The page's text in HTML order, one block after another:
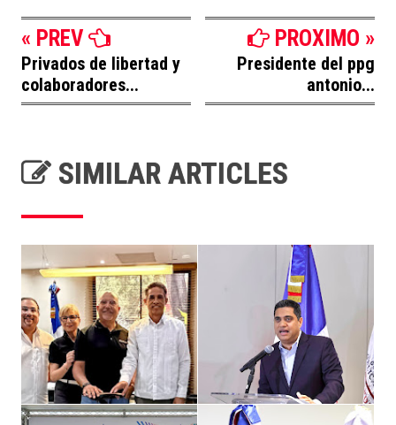
« PREV
Privados de libertad y
colaboradores...
PROXIMO »
Presidente del ppg
antonio...
SIMILAR ARTICLES